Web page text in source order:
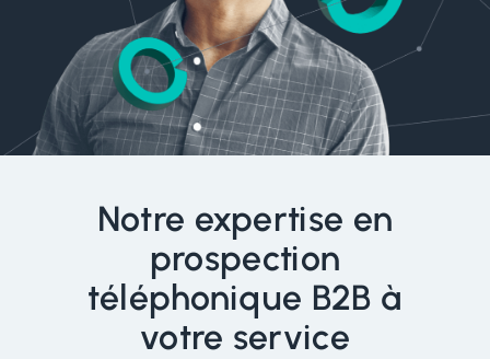
Notre expertise en
prospection
téléphonique B2B à
votre service